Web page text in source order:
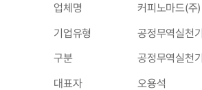
업체명
커피노마드(주)
기업유형
공정무역실천
구분
공정무역실천
대표자
오용석